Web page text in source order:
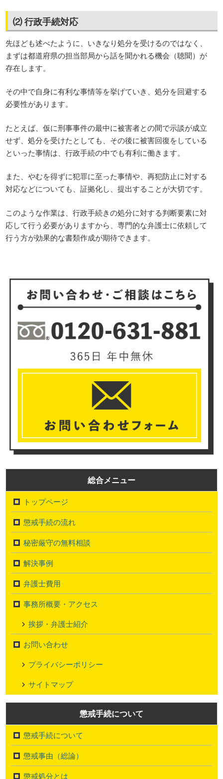
⑵ 行政手続対応
先ほども述べたように、いきなり処分を受けるのではなく、
まずは都道府県の担当部局から話を聞かれる機会（聴聞）が
存在します。
その中で自身に有利な事情等を挙げていき、処分を回避する
必要性があります。
たとえば、仮に刑事事件の最中に被害者との間で示談が成立
せず、処分を受けたとしても、その後に被害回復をしている
といった事情は、行政手続の中でも有利に働きます。
また、やむを得ずに犯罪に至った事情や、再犯防止に対する
対応などについても、証拠化し、提出することが大切です。
このような作業は、行政手続きの処分に対する判断要素に対
応して行う必要がありますから、専門的な弁護士に依頼して
行う方が効果的な書類作成が期待できます。
総合メニュー
トップページ
懲戒手続の流れ
秘密厳守の無料相談
解決事例
弁護士費用
事務所概要・アクセス
挨拶・弁護士紹介
お問い合わせ
プライバシーポリシー
サイトマップ
懲戒手続について
懲戒手続について
懲戒事由（総論）
懲戒処分とは